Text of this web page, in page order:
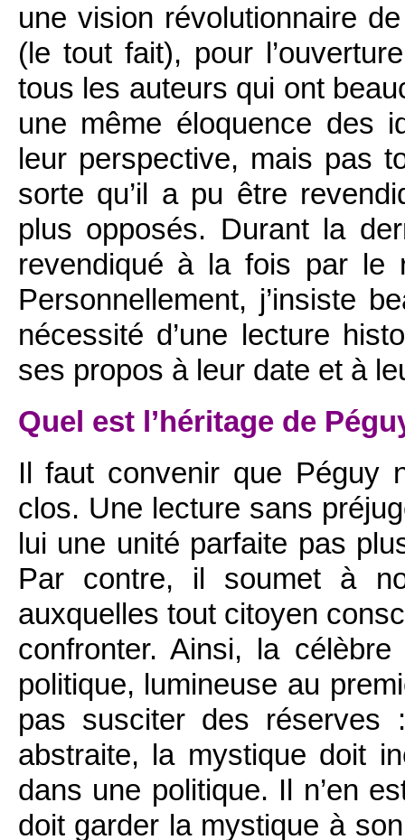
une vision révolutionnaire
(le tout fait), pour
tous les auteurs qui ont
une même éloquence des
leur perspective, mais pas
sorte qu’il a pu être
plus opposés. Durant la
revendiqué à la fois par le
Personnellement, j’insiste
nécessité d’une lecture
ses propos à leur date et à
Quel est l’héritage de
Il faut convenir que Péguy
clos. Une lecture sans
lui une unité parfaite pas
Par contre, il soumet à
auxquelles tout citoyen
confronter. Ainsi, la
politique, lumineuse au
pas susciter des
abstraite, la mystique doit
dans une politique. Il n’en
doit garder la mystique à